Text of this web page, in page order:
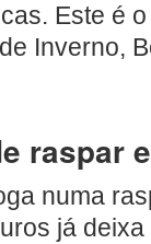
Este é
Inverno,
raspar
numa
já